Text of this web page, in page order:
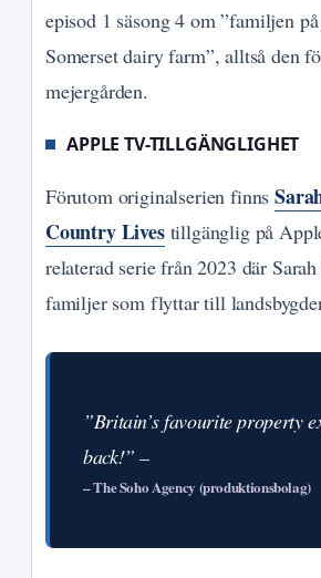
episod 1 säsong 4 om ”familjen
Somerset dairy farm”, alltså den
mejergården.
APPLE TV-TILLGÄNGLIGHET
Förutom originalserien finns
Country Livestillgänglig på
relaterad serie från 2023 där
familjer som flyttar till
”Britain’s favourite property
back!” –
– The Soho Agency (produktionsbolag)